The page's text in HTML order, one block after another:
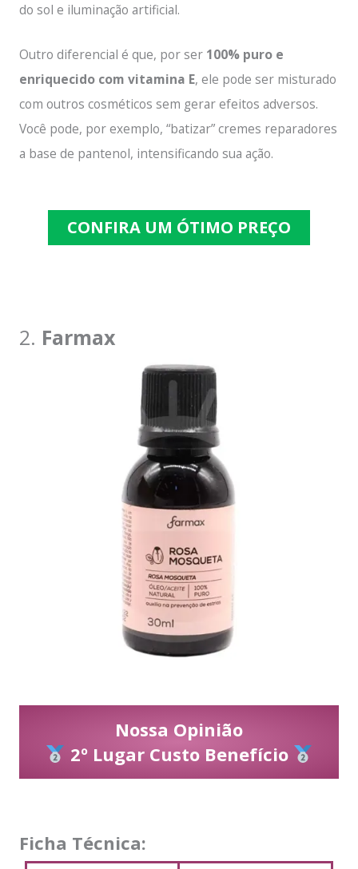
do sol e iluminação artificial.
Outro diferencial é que, por ser 100% puro e
enriquecido com vitamina E, ele pode ser misturado
com outros cosméticos sem gerar efeitos adversos.
Você pode, por exemplo, “batizar” cremes reparadores
a base de pantenol, intensificando sua ação.
CONFIRA UM ÓTIMO PREÇO
2. Farmax
Nossa Opinião
2º Lugar Custo Benefício
Ficha Técnica: